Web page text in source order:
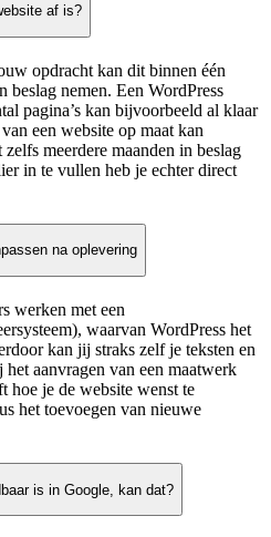
af is?
opdracht kan dit binnen één
nemen. Een WordPress
pagina’s kan bijvoorbeeld al klaar
een website op maat kan
meerdere maanden in beslag
in te vullen heb je echter direct
na oplevering
werken met een
waarvan WordPress het
kan jij straks zelf je teksten en
aanvragen van een maatwerk
hoe je de website wenst te
het toevoegen van nieuwe
is in Google, kan dat?